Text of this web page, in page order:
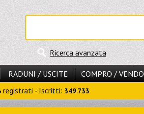
Ricerca avanzata
RADUNI / USCITE
COMPRO / VENDO
registrati - Iscritti: 349.733